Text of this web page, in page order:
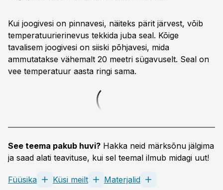
Kui joogivesi on pinnavesi, näiteks pärit järvest, võib
temperatuurierinevus tekkida juba seal. Kõige
tavalisem joogivesi on siiski põhjavesi, mida
ammutatakse vähemalt 20 meetri sügavuselt. Seal on
vee temperatuur aasta ringi sama.
See teema pakub huvi? Hakka neid märksõnu jälgima
ja saad alati teavituse, kui sel teemal ilmub midagi uut!
Füüsika Küsi meilt Materjalid